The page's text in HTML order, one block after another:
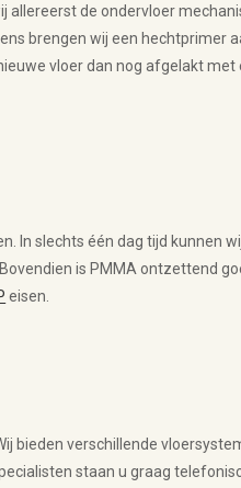
allereerst de ondervloer
brengen wij een hechtprimer
vloer dan nog afgelakt met
In slechts één dag tijd kunnen
is PMMA ontzettend
eisen.
bieden verschillende
staan u graag